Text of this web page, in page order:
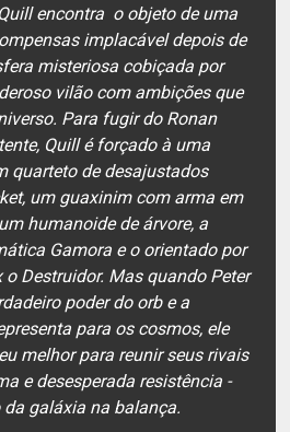
encontra o objeto de uma
implacável depois de
misteriosa cobiçada por
vilão com ambições que
Para fugir do Ronan
Quill é forçado à uma
quarteto de desajustados
um guaxinim com arma em
humanoide de árvore, a
Gamora e o orientado por
o Destruidor. Mas quando Peter
poder do orb e a
para os cosmos, ele
melhor para reunir seus rivais
e desesperada resistência -
galáxia na balança.